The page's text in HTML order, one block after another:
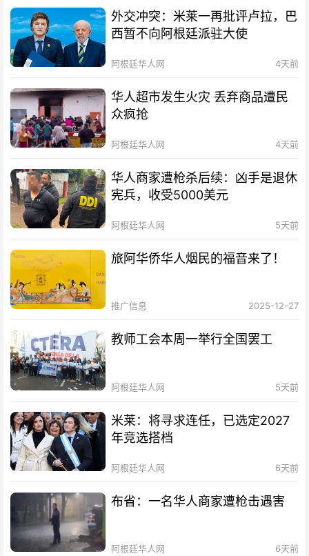
外交冲突：米莱一再批评卢拉，巴
西暂不向阿根廷派驻大使
阿根廷华人网 4天前
华人超市发生火灾 丢弃商品遭民
众疯抢
阿根廷华人网 4天前
华人商家遭枪杀后续：凶手是退休
宪兵，收受5000美元
阿根廷华人网 5天前
旅阿华侨华人烟民的福音来了！
推广信息 2025-12-27
教师工会本周一举行全国罢工
阿根廷华人网 5天前
米莱：将寻求连任，已选定2027
年竞选搭档
阿根廷华人网 6天前
布省：一名华人商家遭枪击遇害
阿根廷华人网 6天前